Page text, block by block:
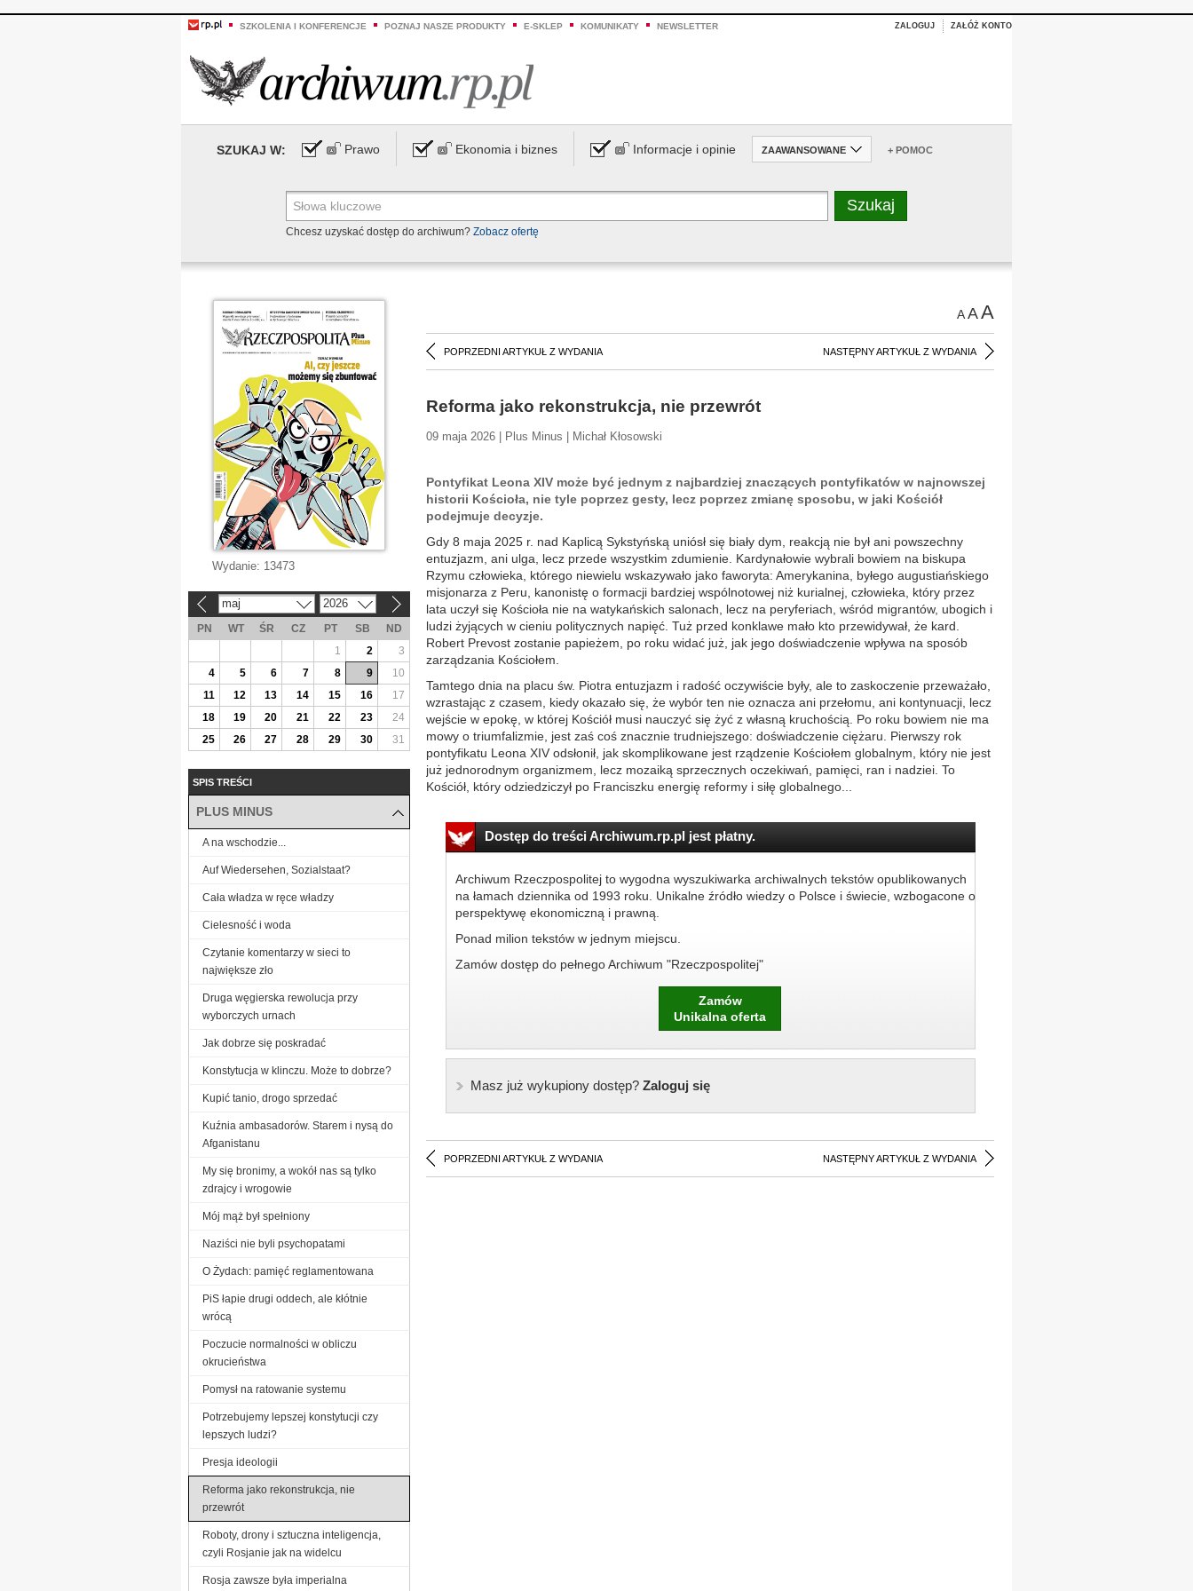
SZKOLENIA I KONFERENCJE POZNAJ NASZE PRODUKTY E-SKLEP KOMUNIKATY NEWSLETTER ZALOGUJ ZAŁÓŻ KONTO
SZUKAJ W: Prawo Ekonomia i biznes Informacje i opinie ZAAWANSOWANE + POMOC
Chcesz uzyskać dostęp do archiwum? Zobacz ofertę
AAA
POPRZEDNI ARTYKUŁ Z WYDANIA NASTĘPNY ARTYKUŁ Z WYDANIA
Reforma jako rekonstrukcja, nie przewrót
09 maja 2026 | Plus Minus | Michał Kłosowski
Pontyfikat Leona XIV może być jednym z najbardziej znaczących pontyfikatów w najnowszej
historii Kościoła, nie tyle poprzez gesty, lecz poprzez zmianę sposobu, w jaki Kościół
podejmuje decyzje.
Gdy 8 maja 2025 r. nad Kaplicą Sykstyńską uniósł się biały dym, reakcją nie był ani powszechny
entuzjazm, ani ulga, lecz przede wszystkim zdumienie. Kardynałowie wybrali bowiem na biskupa
Rzymu człowieka, którego niewielu wskazywało jako faworyta: Amerykanina, byłego augustiańskiego
misjonarza z Peru, kanonistę o formacji bardziej wspólnotowej niż kurialnej, człowieka, który przez
lata uczył się Kościoła nie na watykańskich salonach, lecz na peryferiach, wśród migrantów, ubogich i
ludzi żyjących w cieniu politycznych napięć. Tuż przed konklawe mało kto przewidywał, że kard.
Robert Prevost zostanie papieżem, po roku widać już, jak jego doświadczenie wpływa na sposób
zarządzania Kościołem.
Tamtego dnia na placu św. Piotra entuzjazm i radość oczywiście były, ale to zaskoczenie przeważało,
wzrastając z czasem, kiedy okazało się, że wybór ten nie oznacza ani przełomu, ani kontynuacji, lecz
wejście w epokę, w której Kościół musi nauczyć się żyć z własną kruchością. Po roku bowiem nie ma
mowy o triumfalizmie, jest zaś coś znacznie trudniejszego: doświadczenie ciężaru. Pierwszy rok
pontyfikatu Leona XIV odsłonił, jak skomplikowane jest rządzenie Kościołem globalnym, który nie jest
już jednorodnym organizmem, lecz mozaiką sprzecznych oczekiwań, pamięci, ran i nadziei. To
Kościół, który odziedziczył po Franciszku energię reformy i siłę globalnego...
Dostęp do treści Archiwum.rp.pl jest płatny.
Archiwum Rzeczpospolitej to wygodna wyszukiwarka archiwalnych tekstów opublikowanych
na łamach dziennika od 1993 roku. Unikalne źródło wiedzy o Polsce i świecie, wzbogacone o
perspektywę ekonomiczną i prawną.
Ponad milion tekstów w jednym miejscu.
Zamów dostęp do pełnego Archiwum "Rzeczpospolitej"
Zamów
Unikalna oferta
Masz już wykupiony dostęp?Zaloguj się
POPRZEDNI ARTYKUŁ Z WYDANIA NASTĘPNY ARTYKUŁ Z WYDANIA
Wydanie: 13473
maj 2026
PN WT ŚR CZ PT SB
ND
1
2
3
4
5 6 7 8 9
10
11
12 13 14 15 16
17
18
19 20 21 22 23
24
25
26 27 28 29 30 31
SPIS TREŚCI
PLUS MINUS
A na wschodzie...
Auf Wiedersehen, Sozialstaat?
Cała władza w ręce władzy
Cielesność i woda
Czytanie komentarzy w sieci to
największe zło
Druga węgierska rewolucja przy
wyborczych urnach
Jak dobrze się poskradać
Konstytucja w klinczu. Może to dobrze?
Kupić tanio, drogo sprzedać
Kuźnia ambasadorów. Starem i nysą do
Afganistanu
My się bronimy, a wokół nas są tylko
zdrajcy i wrogowie
Mój mąż był spełniony
Naziści nie byli psychopatami
O Żydach: pamięć reglamentowana
PiS łapie drugi oddech, ale kłótnie
wrócą
Poczucie normalności w obliczu
okrucieństwa
Pomysł na ratowanie systemu
Potrzebujemy lepszej konstytucji czy
lepszych ludzi?
Presja ideologii
Reforma jako rekonstrukcja, nie
przewrót
Roboty, drony i sztuczna inteligencja,
czyli Rosjanie jak na widelcu
Rosja zawsze była imperialna